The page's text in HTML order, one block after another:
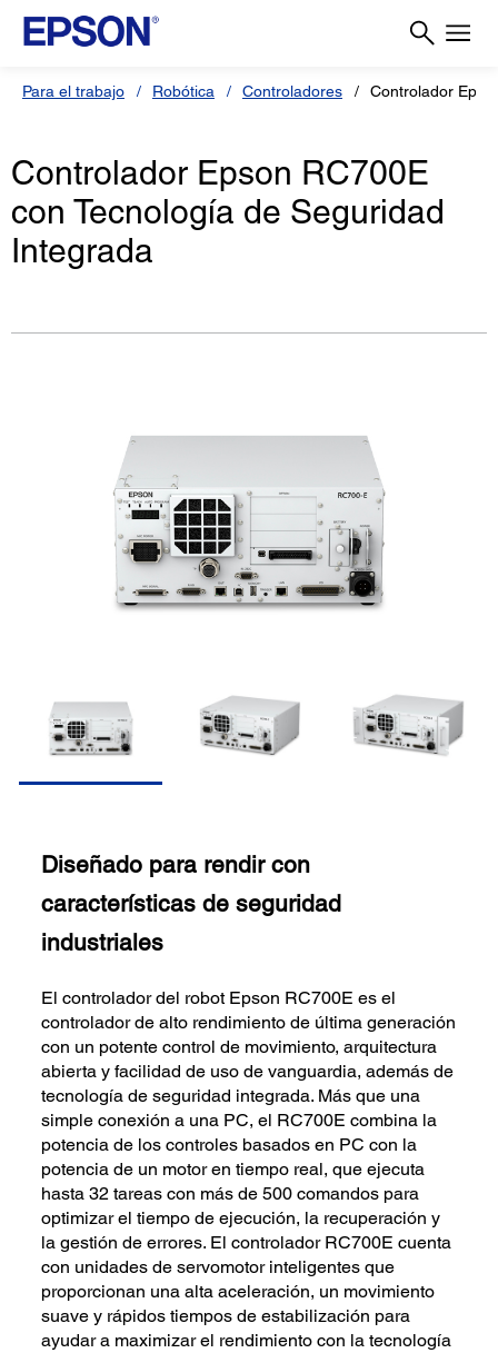
Para el trabajo Robótica Controladores Controlador
Controlador Epson RC700E
con Tecnología de Seguridad
Integrada
Diseñado para rendir con
características de seguridad
industriales
El controlador del robot Epson RC700E es el
controlador de alto rendimiento de última generación
con un potente control de movimiento, arquitectura
abierta y facilidad de uso de vanguardia, además de
tecnología de seguridad integrada. Más que una
simple conexión a una PC, el RC700E combina la
potencia de los controles basados en PC con la
potencia de un motor en tiempo real, que ejecuta
hasta 32 tareas con más de 500 comandos para
optimizar el tiempo de ejecución, la recuperación y
la gestión de errores. El controlador RC700E cuenta
con unidades de servomotor inteligentes que
proporcionan una alta aceleración, un movimiento
suave y rápidos tiempos de estabilización para
ayudar a maximizar el rendimiento con la tecnología